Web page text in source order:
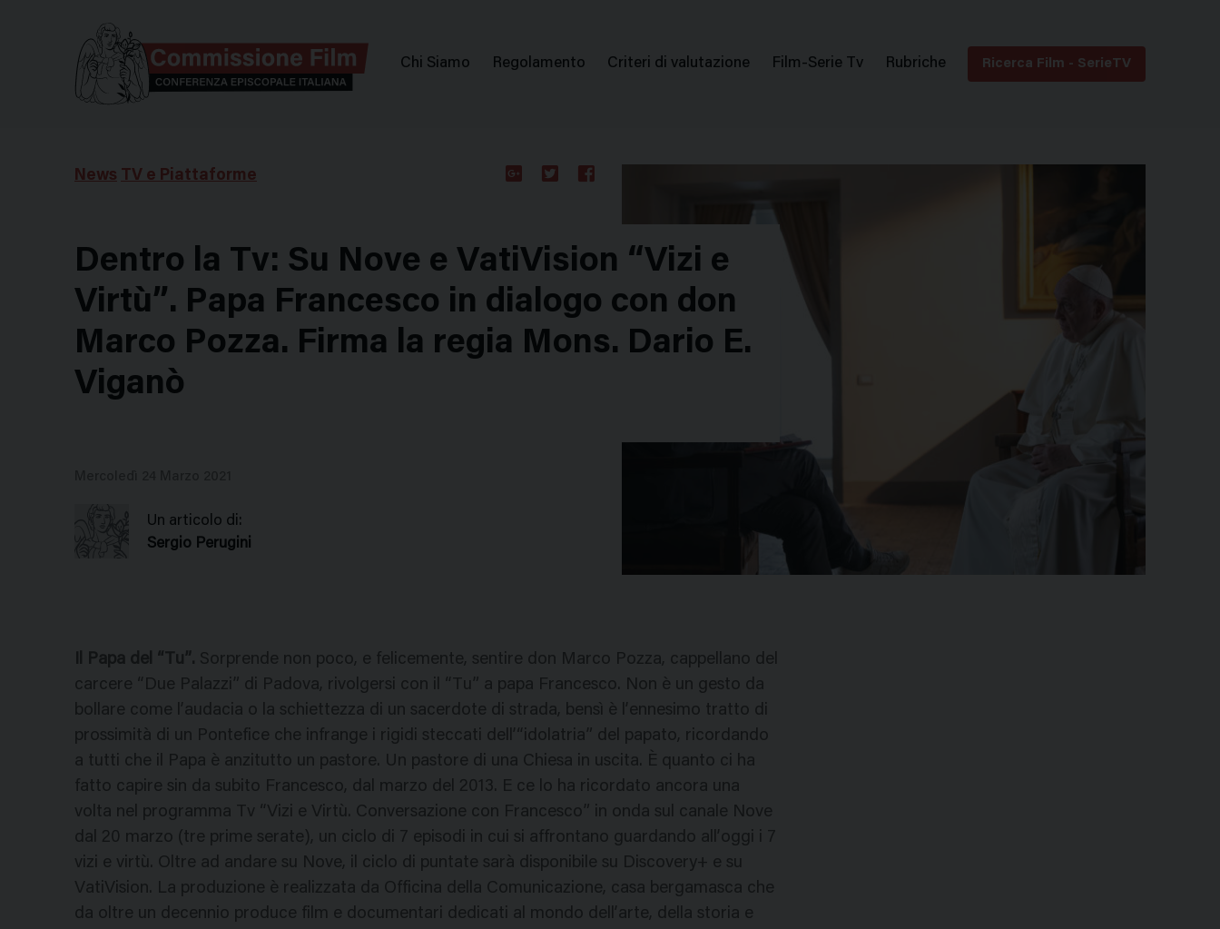
Menu
Chi Siamo Regolamento Criteri di valutazione Film-Serie Tv Rubriche Ricerca Film - SerieTV
News TV e Piattaforme
Dentro la Tv: Su Nove e VatiVision “Vizi e
Virtù”. Papa Francesco in dialogo con don
Marco Pozza. Firma la regia Mons. Dario E.
Viganò
Un articolo di:
Sergio Perugini
Il Papa del “Tu”. Sorprende non poco, e felicemente, sentire don Marco Pozza, cappellano del
carcere “Due Palazzi” di Padova, rivolgersi con il “Tu” a papa Francesco. Non è un gesto da
bollare come l’audacia o la schiettezza di un sacerdote di strada, bensì è l’ennesimo tratto di
prossimità di un Pontefice che infrange i rigidi steccati dell’“idolatria” del papato, ricordando
a tutti che il Papa è anzitutto un pastore. Un pastore di una Chiesa in uscita. È quanto ci ha
fatto capire sin da subito Francesco, dal marzo del 2013. E ce lo ha ricordato ancora una
volta nel programma Tv “Vizi e Virtù. Conversazione con Francesco” in onda sul canale Nove
dal 20 marzo (tre prime serate), un ciclo di 7 episodi in cui si affrontano guardando all’oggi i 7
vizi e virtù. Oltre ad andare su Nove, il ciclo di puntate sarà disponibile su Discovery+ e su
VatiVision. La produzione è realizzata da Officina della Comunicazione, casa bergamasca che
da oltre un decennio produce film e documentari dedicati al mondo dell’arte, della storia e